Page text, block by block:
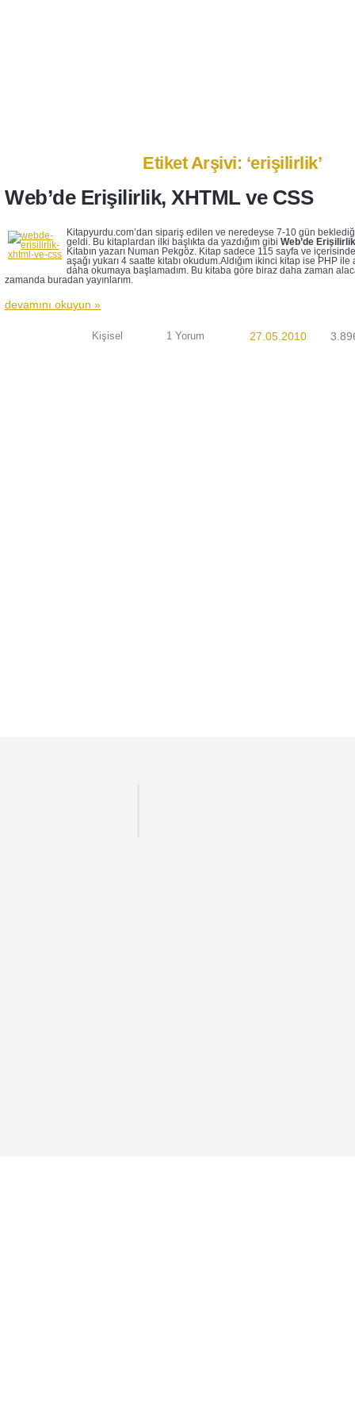
Etiket Arşivi: ‘erişilirlik’
Web’de Erişilirlik, XHTML ve CSS
Kitapyurdu.com’dan sipariş edilen ve neredeyse 7-10 gün
geldi. Bu kitaplardan ilki başlıkta da yazdığım gibi Web’de
Kitabın yazarı Numan Pekgöz. Kitap sadece 115 sayfa ve
aşağı yukarı 4 saatte kitabı okudum.Aldığım ikinci kitap ise PHP ile
daha okumaya başlamadım. Bu kitaba göre biraz daha zaman
zamanda buradan yayınlarım.
devamını okuyun »
Kişisel 1 Yorum 27.05.2010